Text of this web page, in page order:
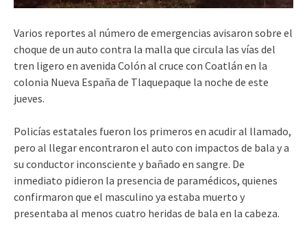
Varios reportes al número de emergencias avisaron sobre el
choque de un auto contra la malla que circula las vías del
tren ligero en avenida Colón al cruce con Coatlán en la
colonia Nueva España de Tlaquepaque la noche de este
jueves.
Policías estatales fueron los primeros en acudir al llamado,
pero al llegar encontraron el auto con impactos de bala y a
su conductor inconsciente y bañado en sangre. De
inmediato pidieron la presencia de paramédicos, quienes
confirmaron que el masculino ya estaba muerto y
presentaba al menos cuatro heridas de bala en la cabeza.